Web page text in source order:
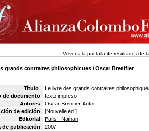
Volver a la pantalla de resultados de
grands contraires philosophiques / Oscar Brenifier
Título : Le livre des grands contraires
de documento: texto impreso
Autores: Oscar Brenifier, Autor
de edición: [Nouvelle éd.]
Editorial: Paris : Nathan
de publicación: 2007